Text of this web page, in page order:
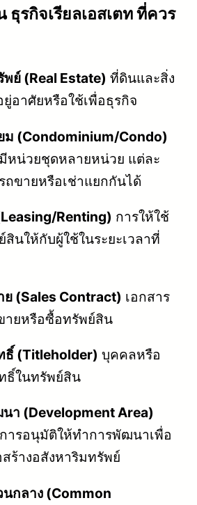
รกิจเรียลเอสเตท ที่ควร
ย์ (Real Estate) ที่ดินและสิ่ง
อาศัยหรือใช้เพื่อธุรกิจ
ม (Condominium/Condo)
หน่วยชุดหลายหน่วย แต่ละ
ถขายหรือเช่าแยกกันได้
Renting) การให้ใช้
นให้กับผู้ใช้ในระยะเวลาที่
(Sales Contract) เอกสาร
ายหรือซื้อทรัพย์สิน
ธิ์ (Titleholder) บุคคลหรือ
ธิ์ในทรัพย์สิน
า (Development Area)
ารอนุมัติให้ทำการพัฒนาเพื่อ
ร้างอสังหาริมทรัพย์
นกลาง (Common